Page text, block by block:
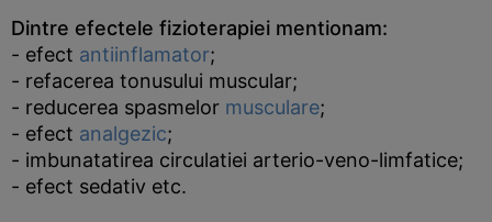
Dintre efectele fizioterapiei mentionam:
- efect antiinflamator;
- refacerea tonusului muscular;
- reducerea spasmelor musculare;
- efect analgezic;
- imbunatatirea circulatiei arterio-veno-limfatice;
- efect sedativ etc.